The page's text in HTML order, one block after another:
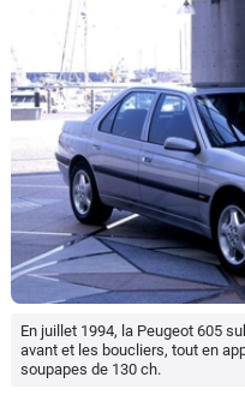
En juillet 1994, la Peugeot 605
avant et les boucliers, tout en
soupapes de 130 ch.